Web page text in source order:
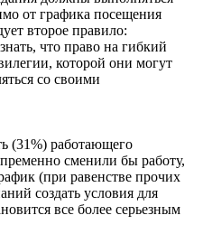
от графика посещения
второе правило:
что право на гибкий
которой они могут
со своими
(31%) работающего
сменили бы работу,
(при равенстве прочих
создать условия для
все более серьезным